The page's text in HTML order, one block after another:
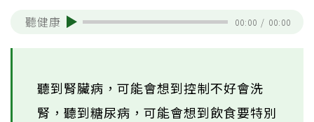
聽健康 00:00 / 00:00
聽到腎臟病，可能會想到控制不好會洗
腎，聽到糖尿病，可能會想到飲食要特別